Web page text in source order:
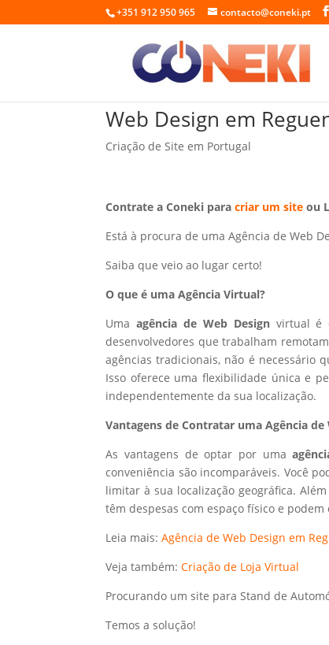
+351 912 950 965 contacto@coneki.pt
Web Design em
Criação de Site em Portugal
Contrate a Coneki paracriar um site ou
Está à procura de uma Agência de Web
Saiba que veio ao lugar certo!
O que é uma Agência Virtual?
Umaagência de Web Design virtual é
desenvolvedores que trabalham
agências tradicionais, não é necessário
Isso oferece uma flexibilidade única e
independentemente da sua localização.
Vantagens de Contratar uma Agência
As vantagens de optar por uma
conveniência são incomparáveis. Você
limitar à sua localização geográfica.
têm despesas com espaço físico e
Leia mais:Agência de Web Design em
Veja também:Criação de Loja Virtual
Procurando um site para Stand de
Temos a solução!